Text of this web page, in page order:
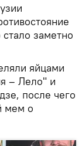
заметно
яйцами
– Лело" и
после чего
мем о